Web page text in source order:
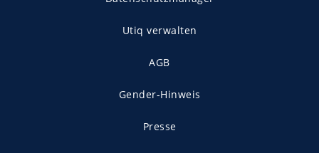
Utiq verwalten
AGB
Gender-Hinweis
Presse